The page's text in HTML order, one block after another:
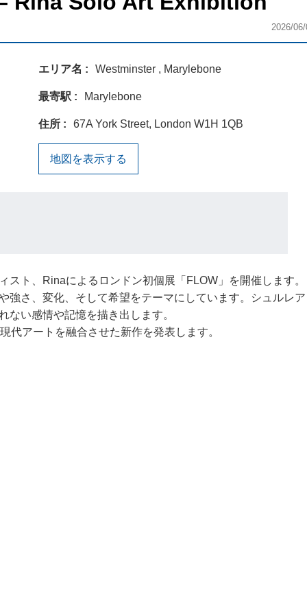
2026/
エリア名 Westminster , Marylebone
最寄駅 Marylebone
住所 67A York Street, London W1H 1QB
地図を表示する
ト、Rinaによるロンドン初個展「FLOW」を開催します。
強さ、変化、そして希望をテーマにしています。シュルレ
い感情や記憶を描き出します。
代アートを融合させた新作を発表します。